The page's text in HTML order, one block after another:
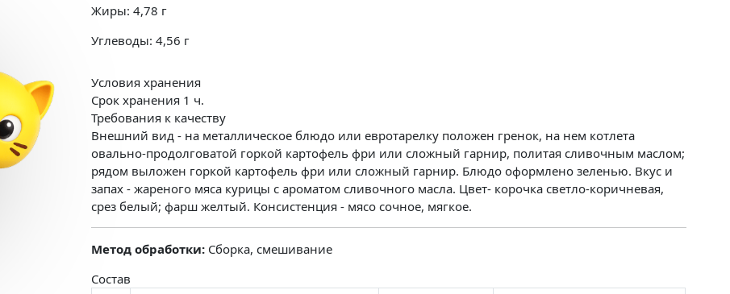
Жиры: 4,78 г
Углеводы: 4,56 г
Условия хранения
Срок хранения 1 ч.
Требования к качеству
Внешний вид - на металлическое блюдо или евротарелку положен гренок, на нем котлета
овально-продолговатой горкой картофель фри или сложный гарнир, политая сливочным маслом;
рядом выложен горкой картофель фри или сложный гарнир. Блюдо оформлено зеленью. Вкус и
запах - жареного мяса курицы с ароматом сливочного масла. Цвет- корочка светло-коричневая,
срез белый; фарш желтый. Консистенция - мясо сочное, мягкое.
Метод обработки: Сборка, смешивание
Состав